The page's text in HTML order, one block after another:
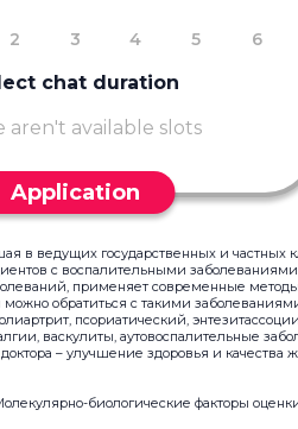
2 3 4 5 6
chat duration
aren't available slots
Application
в ведущих государственных и частных
с воспалительными заболеваниями
применяет современные
обратиться с такими
псориатический,
васкулиты, аутовоспалительные
– улучшение здоровья и
биологические факторы